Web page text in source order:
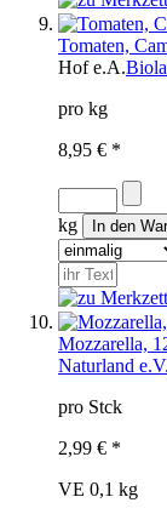
Tomaten,
Hof e.A.
pro kg
8,95 € *
kg
Mozzarella,
Naturland e.V.
pro Stck
2,99 € *
VE 0,1 kg